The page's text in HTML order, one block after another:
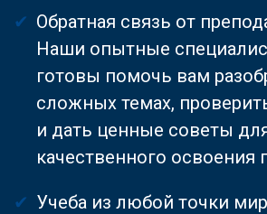
Обратная связь от
Наши опытные
готовы помочь вам
сложных темах,
и дать ценные советы
качественного освоения
Учеба из любой точки